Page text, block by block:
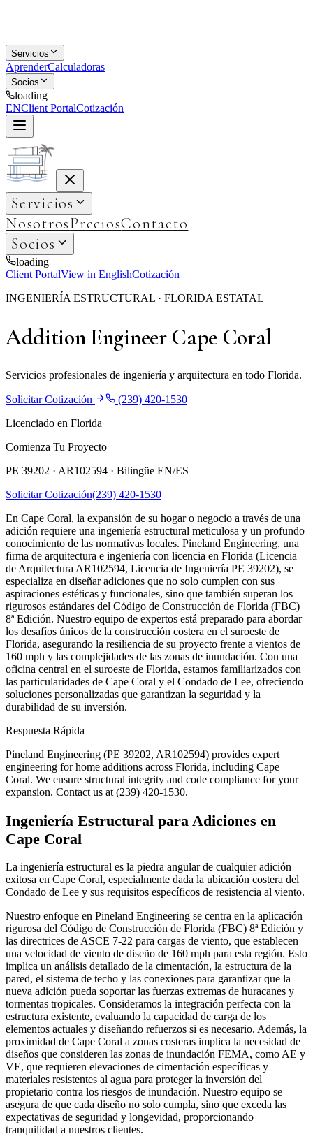
Servicios
AprenderCalculadoras
Socios
loading
ENClient PortalCotización
Servicios
NosotrosPreciosContacto
Socios
loading
Client PortalView in EnglishCotización
INGENIERÍA ESTRUCTURAL · FLORIDA ESTATAL
Addition Engineer Cape Coral
Servicios profesionales de ingeniería y arquitectura en todo Florida.
Solicitar Cotización
(239) 420-1530
Licenciado en Florida
Comienza Tu Proyecto
PE 39202 · AR102594 · Bilingüe EN/ES
Solicitar Cotización(239) 420-1530
En Cape Coral, la expansión de su hogar o negocio a través de una
adición requiere una ingeniería estructural meticulosa y un profundo
conocimiento de las normativas locales. Pineland Engineering, una
firma de arquitectura e ingeniería con licencia en Florida (Licencia
de Arquitectura AR102594, Licencia de Ingeniería PE 39202), se
especializa en diseñar adiciones que no solo cumplen con sus
aspiraciones estéticas y funcionales, sino que también superan los
rigurosos estándares del Código de Construcción de Florida (FBC)
8ª Edición. Nuestro equipo de expertos está preparado para abordar
los desafíos únicos de la construcción costera en el suroeste de
Florida, asegurando la resiliencia de su proyecto frente a vientos de
160 mph y las complejidades de las zonas de inundación. Con una
oficina central en el suroeste de Florida, estamos familiarizados con
las particularidades de Cape Coral y el Condado de Lee, ofreciendo
soluciones personalizadas que garantizan la seguridad y la
durabilidad de su inversión.
Respuesta Rápida
Pineland Engineering (PE 39202, AR102594) provides expert
engineering for home additions across Florida, including Cape
Coral. We ensure structural integrity and code compliance for your
expansion. Contact us at (239) 420-1530.
Ingeniería Estructural para Adiciones en
Cape Coral
La ingeniería estructural es la piedra angular de cualquier adición
exitosa en Cape Coral, especialmente dada la ubicación costera del
Condado de Lee y sus requisitos específicos de resistencia al viento.
Nuestro enfoque en Pineland Engineering se centra en la aplicación
rigurosa del Código de Construcción de Florida (FBC) 8ª Edición y
las directrices de ASCE 7-22 para cargas de viento, que establecen
una velocidad de viento de diseño de 160 mph para esta región. Esto
implica un análisis detallado de la cimentación, la estructura de la
pared, el sistema de techo y las conexiones para garantizar que la
nueva adición pueda soportar las fuerzas extremas de huracanes y
tormentas tropicales. Consideramos la integración perfecta con la
estructura existente, evaluando la capacidad de carga de los
elementos actuales y diseñando refuerzos si es necesario. Además, la
proximidad de Cape Coral a zonas costeras implica la necesidad de
diseños que consideren las zonas de inundación FEMA, como AE y
VE, que requieren elevaciones de cimentación específicas y
materiales resistentes al agua para proteger la inversión del
propietario contra los riesgos de inundación. Nuestro equipo se
asegura de que cada diseño no solo cumpla, sino que exceda las
expectativas de seguridad y longevidad, proporcionando
tranquilidad a nuestros clientes.